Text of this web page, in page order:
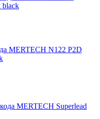
MERTECH N122 P2D